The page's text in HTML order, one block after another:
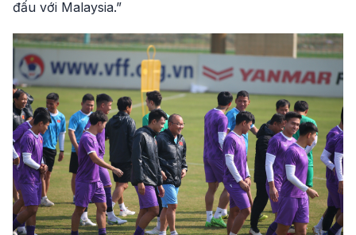
đấu với Malaysia.”